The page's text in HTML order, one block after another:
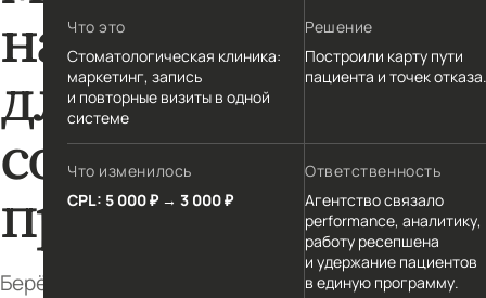
на аутсорсе
для компаний
со сложными
продажами
Берём на себя управление
Что это
Стоматологическая клиника:
маркетинг, запись
и повторные визиты в одной
системе
Решение
Построили карту пути
пациента и точек отказа.
Что изменилось
CPL: 5 000 ₽ → 3 000 ₽
Ответственность
Агентство связало
performance, аналитику,
работу ресепшена
и удержание пациентов
в единую программу.